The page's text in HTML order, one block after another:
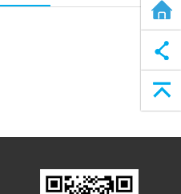
全屋净水方案